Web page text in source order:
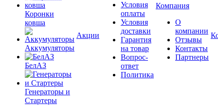
Коронки
ковша
Аккумуляторы
БелАЗ
Генераторы и
Стартеры
Акции
Условия
оплаты
Условия
доставки
Гарантия
на товар
Вопрос-
ответ
Политика
Компания
О
компании
Отзывы
Контакты
Партнеры